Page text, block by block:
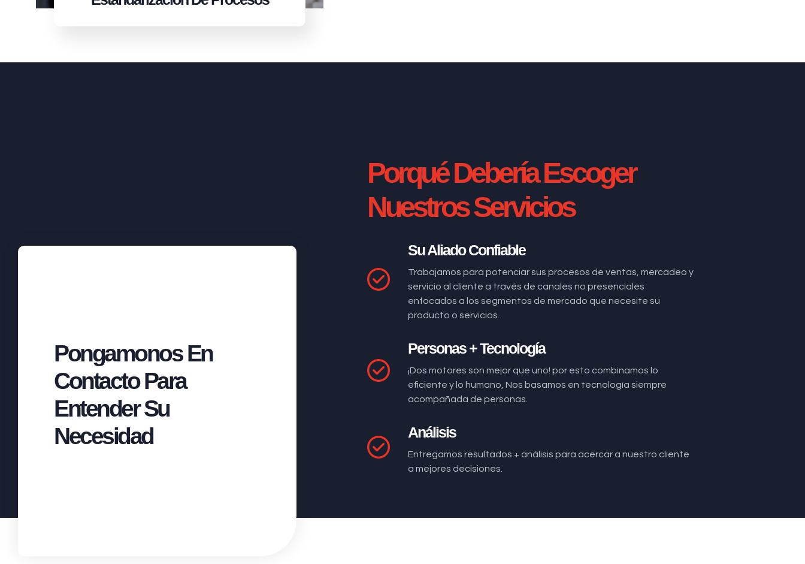
Pongamonos En
Contacto Para
Entender Su
Necesidad
Porqué Debería Escoger
Nuestros Servicios
Su Aliado Confiable
Trabajamos para potenciar sus procesos de ventas, mercadeo y
servicio al cliente a través de canales no presenciales
enfocados a los segmentos de mercado que necesite su
producto o servicios.
Personas + Tecnología
¡Dos motores son mejor que uno! por esto combinamos lo
eficiente y lo humano, Nos basamos en tecnología siempre
acompañada de personas.
Análisis
Entregamos resultados + análisis para acercar a nuestro cliente
a mejores decisiones.